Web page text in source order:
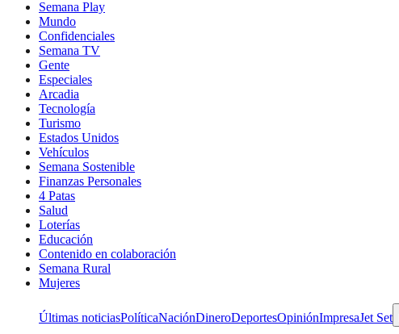
Semana Play
Mundo
Confidenciales
Semana TV
Gente
Especiales
Arcadia
Tecnología
Turismo
Estados Unidos
Vehículos
Semana Sostenible
Finanzas Personales
4 Patas
Salud
Loterías
Educación
Contenido en colaboración
Semana Rural
Mujeres
Últimas noticiasPolíticaNaciónDineroDeportesOpiniónImpresaJet Set